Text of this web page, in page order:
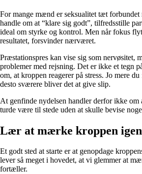
For mange mænd er seksualitet tæt
handle om at “klare sig godt”, tilfredsstille
ideal om styrke og kontrol. Men når fokus
resultatet, forsvinder nærværet.
Præstationspres kan vise sig som nervøsitet,
problemer med rejsning. Det er ikke et tegn
om, at kroppen reagerer på stress. Jo mere
desto sværere bliver det at give slip.
At genfinde nydelsen handler derfor ikke om
turde være til stede uden at skulle bevise
Lær at mærke kroppen igen
Et godt sted at starte er at genopdage
lever så meget i hovedet, at vi glemmer at
fortæller.